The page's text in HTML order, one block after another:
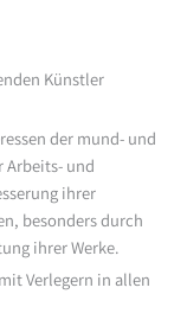
Künstler
der mund- und
Arbeits- und
ihrer
besonders durch
ihrer Werke.
Verlegern in allen